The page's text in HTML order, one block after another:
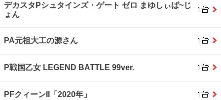
デカスタPシュタインズ・ゲート ゼロ まゆしぃば~じ
ょん
PA元祖大工の源さん
P戦国乙女 LEGEND BATTLE 99ver.
PFクィーンII「2020年」